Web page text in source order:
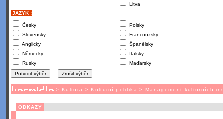
Litva
JAZYK :
Česky
Slovensky
Anglicky
Německy
Rusky
Polsky
Francouzsky
Španělsky
Italsky
Maďarsky
> Kultura > Kulturní politika > Management kulturních
ODKAZY